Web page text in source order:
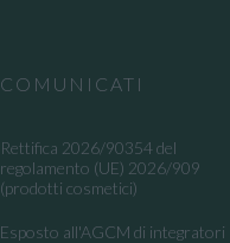
COMUNICATI
Rettifica 2026/90354 del
regolamento (UE) 2026/909
(prodotti cosmetici)
Esposto all'AGCM di integratori